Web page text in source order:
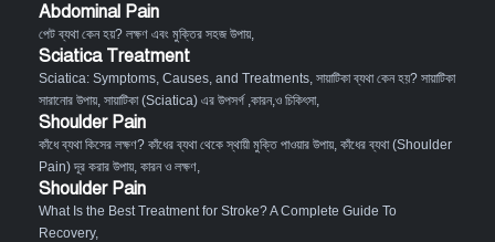
Abdominal Pain
পেট ব্যথা কেন হয়? লক্ষণ এবং মুক্তির সহজ উপায়,
Sciatica Treatment
Sciatica: Symptoms, Causes, and Treatments, সায়াটিকা ব্যথা কেন হয়? সায়াটিকা
সারানোর উপায়, সায়াটিকা (Sciatica) এর উপসর্গ ,কারন,ও চিকিৎসা,
Shoulder Pain
কাঁধে ব্যথা কিসের লক্ষণ? কাঁধের ব্যথা থেকে স্থায়ী মুক্তি পাওয়ার উপায়, কাঁধের ব্যথা (Shoulder
Pain) দূর করার উপায়, কারন ও লক্ষণ,
Shoulder Pain
What Is the Best Treatment for Stroke? A Complete Guide To
Recovery,